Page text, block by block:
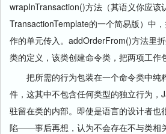
wrapInTransaction()方法（其语义你应
TransactionTemplate的一个简易版）中
作的单元传入。addOrderFrom()方法里
类的定义，该类创建命令类，把两项工作
把所需的行为包装在一个命令类中纯
件，这其中不包含任何类型的独立行为，
驻留在类的内部。即使是语言的设计者也
陷——事后再想，认为不会存在不与类相